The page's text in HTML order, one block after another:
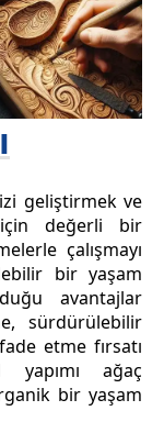
geliştirmek ve
için değerli bir
çalışmayı
bir yaşam
avantajlar
sürdürülebilir
etme fırsatı
yapımı ağaç
bir yaşam